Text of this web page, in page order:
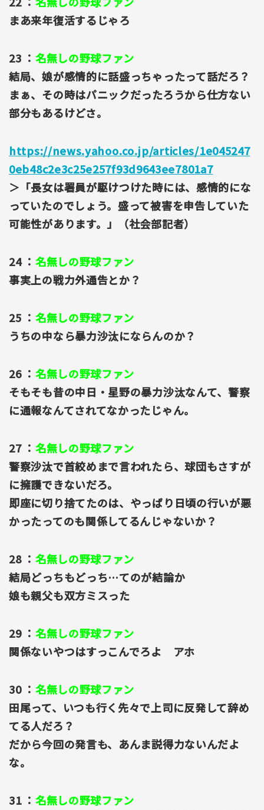
まあ来年復活するじゃろ
23 ： 名無しの野球ファン
結局、娘が感情的に話盛っちゃったって話だろ？
まぁ、その時はパニックだったろうから仕方ない
部分もあるけどさ。
https://news.yahoo.co.jp/articles/1e045247
0eb48c2e3c25e257f93d9643ee7801a7
＞「長女は署員が駆けつけた時には、感情的にな
っていたのでしょう。盛って被害を申告していた
可能性があります。」（社会部記者）
24 ： 名無しの野球ファン
事実上の戦力外通告とか？
25 ： 名無しの野球ファン
うちの中なら暴力沙汰にならんのか？
26 ： 名無しの野球ファン
そもそも昔の中日・星野の暴力沙汰なんて、警察
に通報なんてされてなかったじゃん。
27 ： 名無しの野球ファン
警察沙汰で首絞めまで言われたら、球団もさすが
に擁護できないだろ。
即座に切り捨てたのは、やっぱり日頃の行いが悪
かったってのも関係してるんじゃないか？
28 ： 名無しの野球ファン
結局どっちもどっち…てのが結論か
娘も親父も双方ミスった
29 ： 名無しの野球ファン
関係ないやつはすっこんでろよ アホ
30 ： 名無しの野球ファン
田尾って、いつも行く先々で上司に反発して辞め
てる人だろ？
だから今回の発言も、あんま説得力ないんだよ
な。
31 ： 名無しの野球ファン